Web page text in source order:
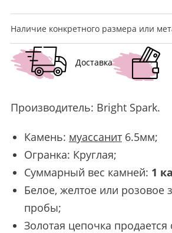
Наличие конкретного размера или
Доставка
Производитель: Bright Spark.
Камень: муассанит6.5мм;
Огранка: Круглая;
Суммарный вес камней: 1
Белое, желтое или розовое
пробы;
Золотая цепочка продается